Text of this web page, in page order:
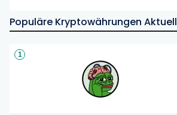
Populäre Kryptowährungen Aktuell
1